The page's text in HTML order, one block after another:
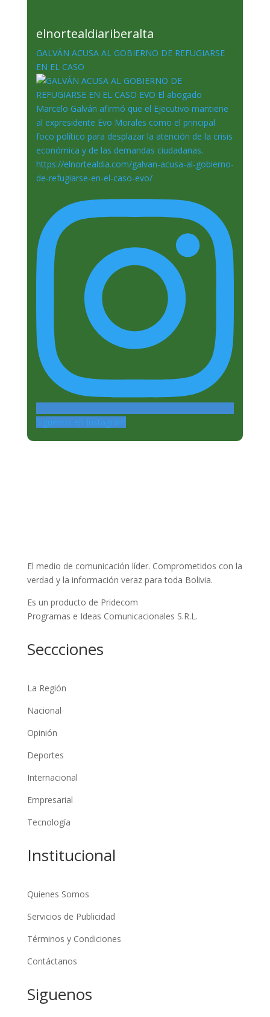
elnortealdiariberalta
GALVÁN ACUSA AL GOBIERNO DE REFUGIARSE
EN EL CASO
Siguenos en Instagram
El medio de comunicación líder. Comprometidos con la
verdad y la información veraz para toda Bolivia.
Es un producto de Pridecom
Programas e Ideas Comunicacionales S.R.L.
Seccciones
La Región
Nacional
Opinión
Deportes
Internacional
Empresarial
Tecnología
Institucional
Quienes Somos
Servicios de Publicidad
Términos y Condiciones
Contáctanos
Siguenos